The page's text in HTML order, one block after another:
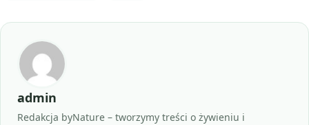
admin
Redakcja byNature – tworzymy treści o żywieniu i